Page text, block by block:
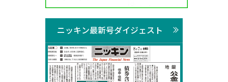
ニッキン最新号ダイジェスト